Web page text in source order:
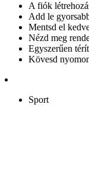
A fiók
Add le
Mentsd el
Nézd meg
Egyszerűen
Kövesd
Sport